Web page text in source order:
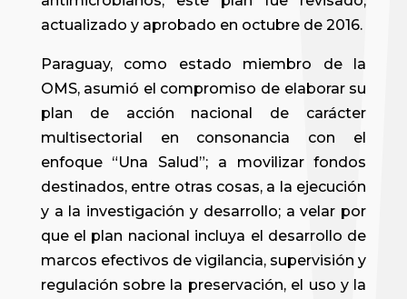
actualizado y aprobado en octubre de 2016.
Paraguay, como estado miembro de la
OMS, asumió el compromiso de elaborar su
plan de acción nacional de carácter
multisectorial en consonancia con el
enfoque “Una Salud”; a movilizar fondos
destinados, entre otras cosas, a la ejecución
y a la investigación y desarrollo; a velar por
que el plan nacional incluya el desarrollo de
marcos efectivos de vigilancia, supervisión y
regulación sobre la preservación, el uso y la